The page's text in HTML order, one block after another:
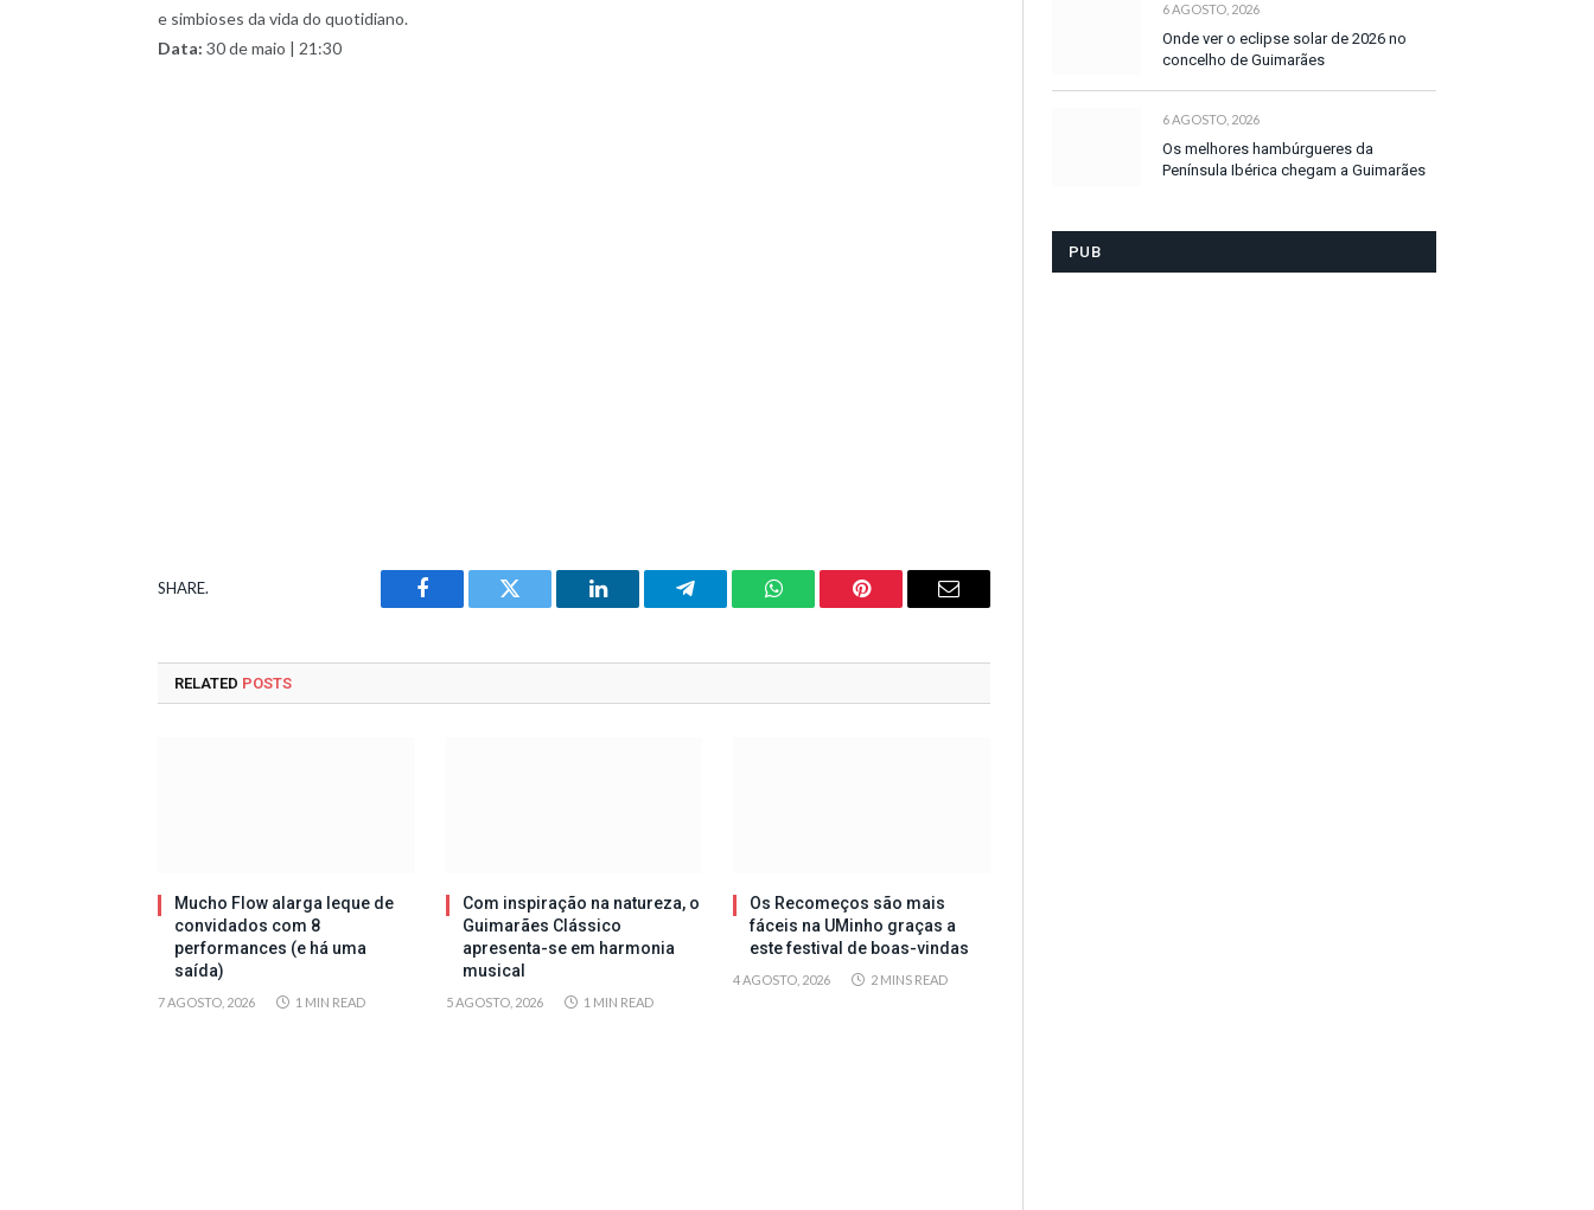
e simbioses da vida do quotidiano.
Data: 30 de maio | 21:30
SHARE.
Facebook Twitter LinkedIn Telegram WhatsAppPinterest Email
RELATED POSTS
Mucho Flow alarga leque de
convidados com 8
performances (e há uma
saída)
7 AGOSTO, 2026 1 MIN READ
Com inspiração na natureza, o
Guimarães Clássico
apresenta-se em harmonia
musical
5 AGOSTO, 2026 1 MIN READ
Os Recomeços são mais
fáceis na UMinho graças a
este festival de boas-vindas
4 AGOSTO, 2026 2 MINS READ
6 AGOSTO, 2026
Onde ver o eclipse solar de 2026 no
concelho de Guimarães
6 AGOSTO, 2026
Os melhores hambúrgueres da
Península Ibérica chegam a Guimarães
PUB